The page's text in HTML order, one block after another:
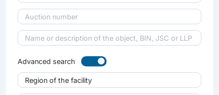
Advanced search
Region of the facility